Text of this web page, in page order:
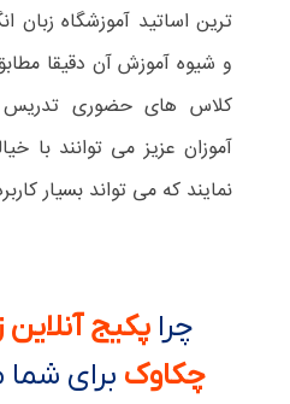
ترین اساتید آموزشگاه
و شیوه آموزش آن دقیقا
کلاس های حضوری تدریس
آموزان عزیز می توانند با
نمایند که می تواند بسیار
چراپکیج
چکاوک برای